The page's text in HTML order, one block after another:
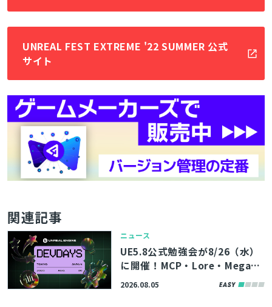
UNREAL FEST EXTREME '22 SUMMER 公式
サイト
関連記事
ニュース
UE5.8公式勉強会が8/26（水）
に開催！MCP・Lore・MegaLi
ghtsなど、最新機能やツールの
2026.08.05
検索